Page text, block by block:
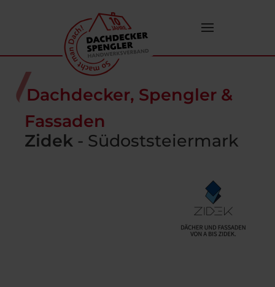
Zum Hauptinhalt springen
Dachdecker, Spengler &
Fassaden
Zidek - Südoststeiermark